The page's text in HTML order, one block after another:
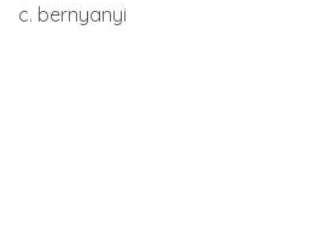
c. bernyanyi